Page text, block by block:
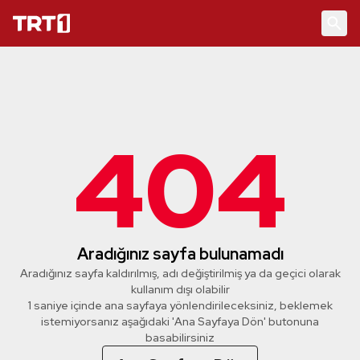
404
Aradığınız sayfa bulunamadı
Aradığınız sayfa kaldırılmış, adı değiştirilmiş ya da geçici olarak
kullanım dışı olabilir
1 saniye içinde ana sayfaya yönlendirileceksiniz, beklemek
istemiyorsanız aşağıdaki 'Ana Sayfaya Dön' butonuna
basabilirsiniz